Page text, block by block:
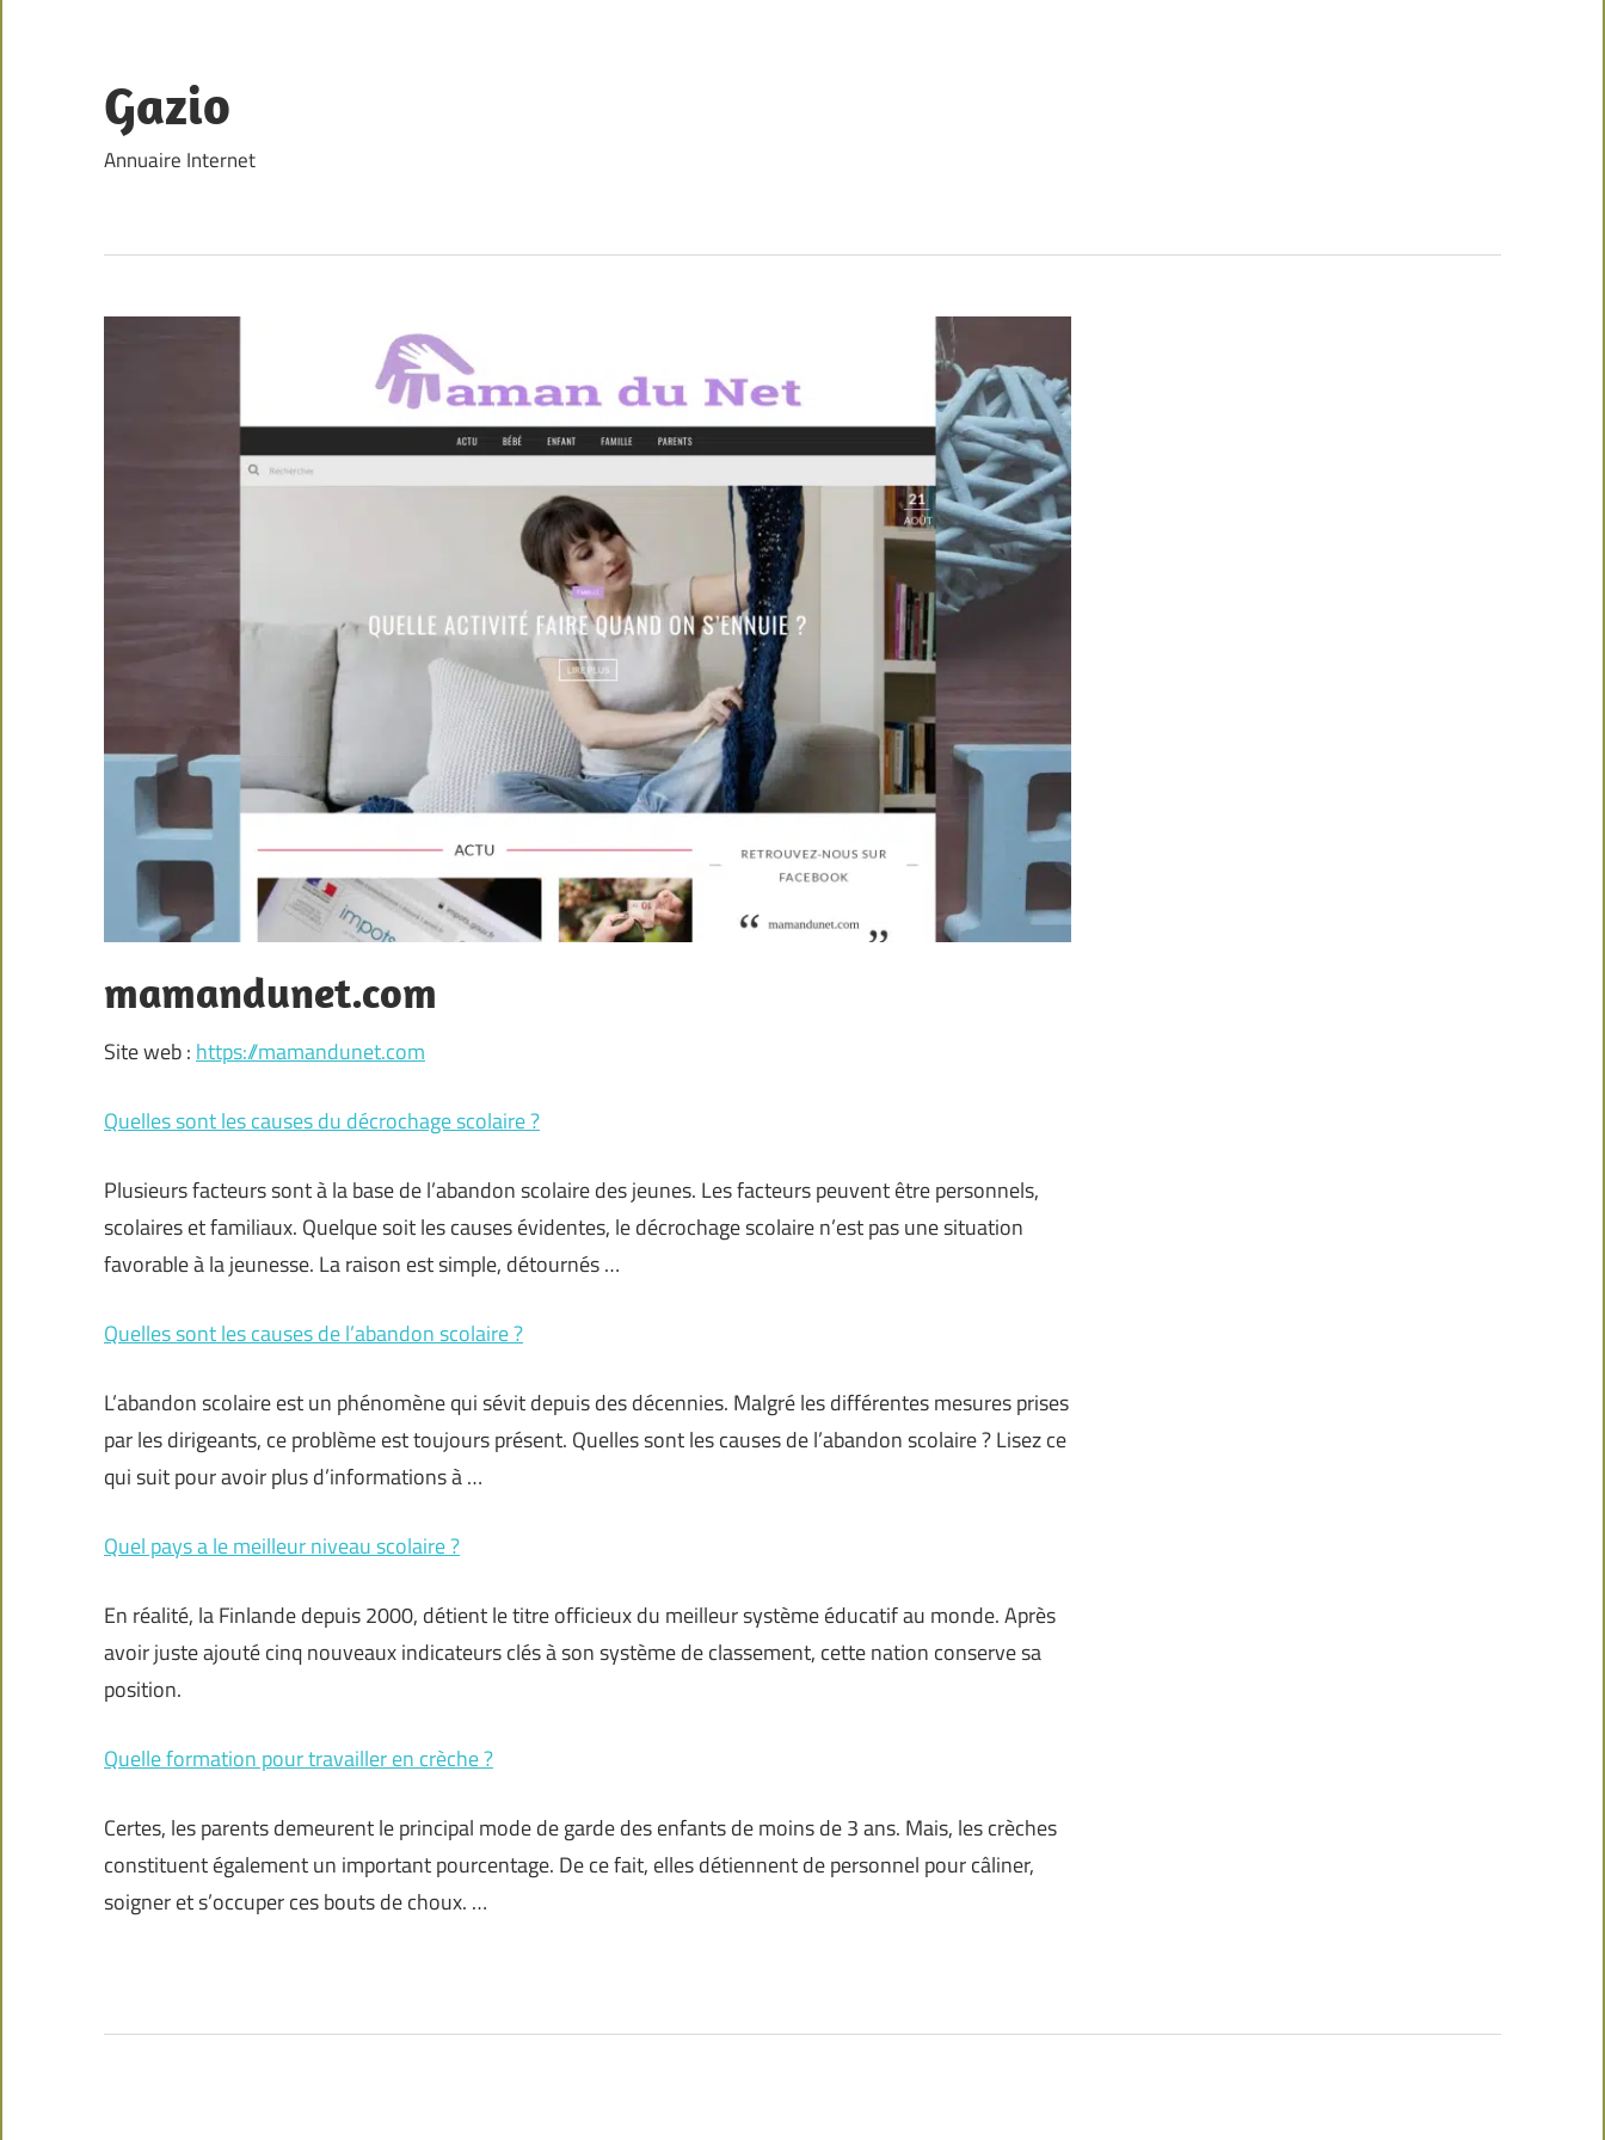
content
Gazio
Annuaire Internet
mamandunet.com
Site web : https://mamandunet.com
Quelles sont les causes du décrochage scolaire ?
Plusieurs facteurs sont à la base de l’abandon scolaire des jeunes. Les facteurs peuvent être personnels,
scolaires et familiaux. Quelque soit les causes évidentes, le décrochage scolaire n’est pas une situation
favorable à la jeunesse. La raison est simple, détournés …
Quelles sont les causes de l’abandon scolaire ?
L’abandon scolaire est un phénomène qui sévit depuis des décennies. Malgré les différentes mesures prises
par les dirigeants, ce problème est toujours présent. Quelles sont les causes de l’abandon scolaire ? Lisez ce
qui suit pour avoir plus d’informations à …
Quel pays a le meilleur niveau scolaire ?
En réalité, la Finlande depuis 2000, détient le titre officieux du meilleur système éducatif au monde. Après
avoir juste ajouté cinq nouveaux indicateurs clés à son système de classement, cette nation conserve sa
position.
Quelle formation pour travailler en crèche ?
Certes, les parents demeurent le principal mode de garde des enfants de moins de 3 ans. Mais, les crèches
constituent également un important pourcentage. De ce fait, elles détiennent de personnel pour câliner,
soigner et s’occuper ces bouts de choux. …